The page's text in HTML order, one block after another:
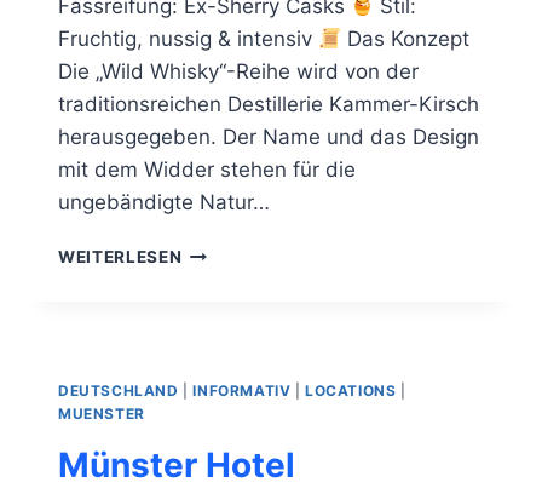
Fassreifung: Ex-Sherry Casks
Stil:
Fruchtig, nussig & intensiv
Das Konzept
Die „Wild Whisky“-Reihe wird von der
traditionsreichen Destillerie Kammer-Kirsch
herausgegeben. Der Name und das Design
mit dem Widder stehen für die
ungebändigte Natur…
WEITERLESEN WILD
DEUTSCHLAND |INFORMATIV |LOCATIONS
MUENSTER
Münster Hotel